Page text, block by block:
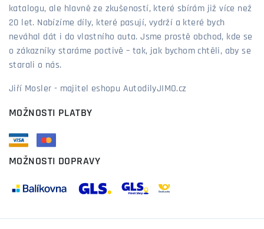
katalogu, ale hlavně ze zkušeností, které sbírám již více než
20 let. Nabízíme díly, které pasují, vydrží a které bych
neváhal dát i do vlastního auta. Jsme prostě obchod, kde se
o zákazníky staráme poctivě – tak, jak bychom chtěli, aby se
starali o nás.
Jiří Mosler - majitel eshopu AutodilyJIMO.cz
MOŽNOSTI PLATBY
MOŽNOSTI DOPRAVY